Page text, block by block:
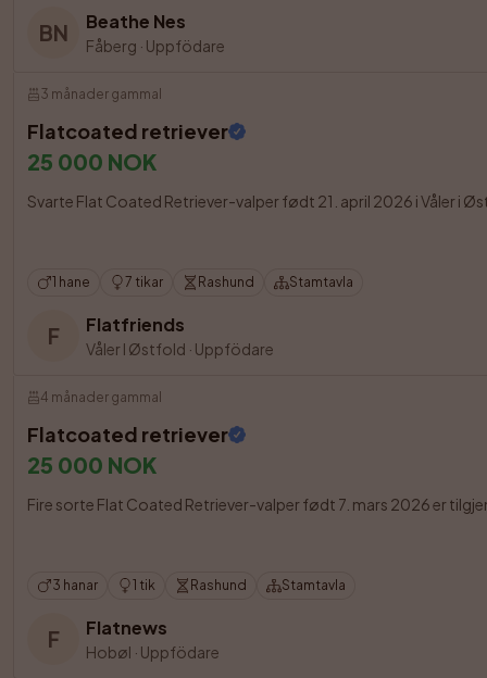
BN Beathe Nes
Fåberg · Uppfödare
3 månader gammal
Flatcoated retriever
25 000 NOK
Svarte Flat Coated Retriever-valper født 21. april 2026 i Våler i
1 hane 7 tikar Rashund Stamtavla
F Flatfriends
Våler I Østfold · Uppfödare
4 månader gammal
Flatcoated retriever
25 000 NOK
Fire sorte Flat Coated Retriever-valper født 7. mars 2026 er
3 hanar 1 tik Rashund Stamtavla
F Flatnews
Hobøl · Uppfödare